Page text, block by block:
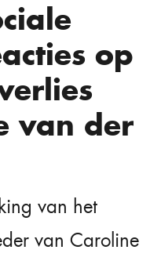
op
van der
van het
van Caroline